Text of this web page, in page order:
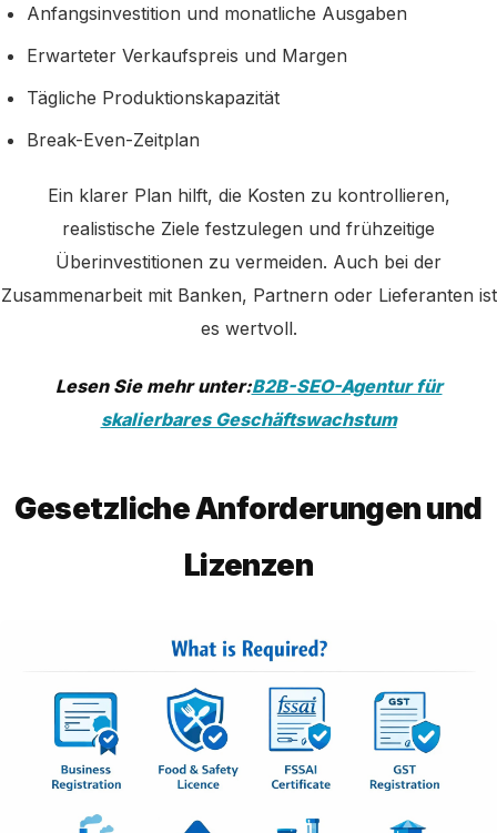
Anfangsinvestition und monatliche Ausgaben
Erwarteter Verkaufspreis und Margen
Tägliche Produktionskapazität
Break-Even-Zeitplan
Ein klarer Plan hilft, die Kosten zu kontrollieren,
realistische Ziele festzulegen und frühzeitige
Überinvestitionen zu vermeiden. Auch bei der
Zusammenarbeit mit Banken, Partnern oder Lieferanten ist
es wertvoll.
Lesen Sie mehr unter:B2B-SEO-Agentur für
skalierbares Geschäftswachstum
Gesetzliche Anforderungen und
Lizenzen